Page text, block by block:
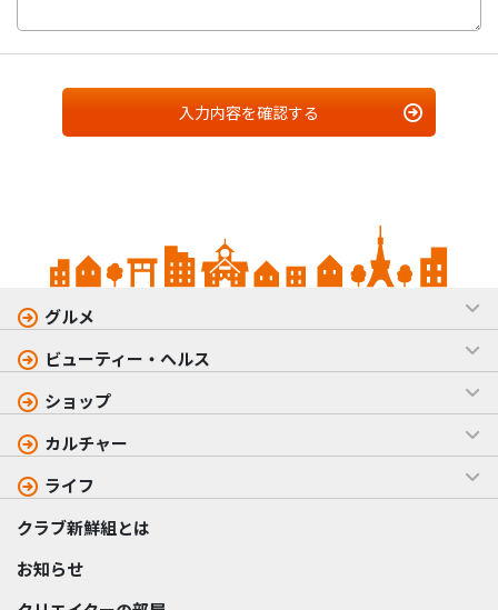
入力内容を確認する
グルメ
ビューティー・ヘルス
ショップ
カルチャー
ライフ
クラブ新鮮組とは
お知らせ